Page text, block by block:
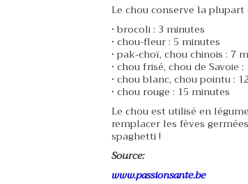
Le chou conserve la
• brocoli : 3 minutes
• chou-fleur : 5 minutes
• pak-choï, chou chinois : 7
• chou frisé, chou de Savoie
• chou blanc, chou pointu :
• chou rouge : 15 minutes
Le chou est utilisé en
remplacer les fèves
spaghetti !
Source:
www.passionsante.be